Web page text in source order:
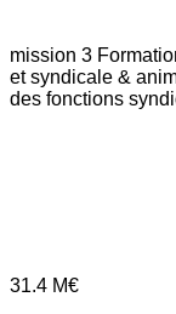
mission 3
et syndicale &
des fonctions
31.4 M€